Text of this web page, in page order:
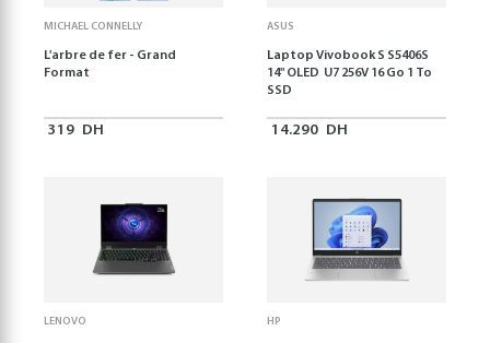
MICHAEL CONNELLY
L'arbre de fer - Grand
Format
319 DH
ASUS
Laptop Vivobook S S5406S
14" OLED U7 256V 16 Go 1 To
SSD
14.290 DH
LENOVO HP